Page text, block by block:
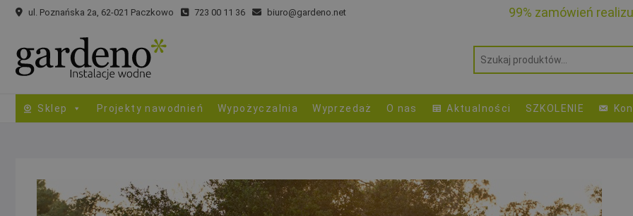
Skip
ul. Poznańska 2a, 62-021 Paczkowo 723 00 11 36 biuro@gardeno.net 99% zamówień
Sklep Projekty nawodnień Wypożyczalnia Wyprzedaż O nas Aktualności SZKOLENIE